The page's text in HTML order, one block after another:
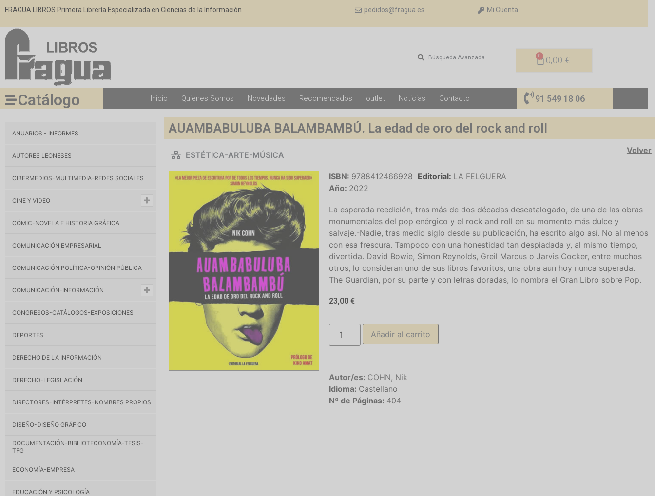
FRAGUA LIBROS Primera Librería Especializada en Ciencias de la Información pedidos@fragua.es Mi Cuenta
Búsqueda Avanzada 0,00 €
0
Catálogo Inicio Quienes Somos Novedades Recomendados outlet Noticias Contacto 91 549 18 06
ANUARIOS - INFORMES
AUTORES LEONESES
CIBERMEDIOS-MULTIMEDIA-REDES SOCIALES
CINE Y VIDEO
CÓMIC-NOVELA E HISTORIA GRÁFICA
COMUNICACIÓN EMPRESARIAL
COMUNICACIÓN POLÍTICA-OPINIÓN PÚBLICA
COMUNICACIÓN-INFORMACIÓN
CONGRESOS-CATÁLOGOS-EXPOSICIONES
DEPORTES
DERECHO DE LA INFORMACIÓN
DERECHO-LEGISLACIÓN
DIRECTORES-INTÉRPRETES-NOMBRES PROPIOS
DISEÑO-DISEÑO GRÁFICO
DOCUMENTACIÓN-BIBLIOTECONOMÍA-TESIS-
TFG
ECONOMÍA-EMPRESA
EDUCACIÓN Y PSICOLOGÍA
AUAMBABULUBA BALAMBAMBÚ. La edad de oro del rock and roll
ESTÉTICA-ARTE-MÚSICA Volver
ISBN: 9788412466928 Editorial: LA FELGUERA
Año: 2022
La esperada reedición, tras más de dos décadas descatalogado, de una de las obras
monumentales del pop enérgico y el rock and roll en su momento más dulce y
salvaje.-Nadie, tras medio siglo desde su publicación, ha escrito algo así. No al menos
con esa frescura. Tampoco con una honestidad tan despiadada y, al mismo tiempo,
divertida. David Bowie, Simon Reynolds, Greil Marcus o Jarvis Cocker, entre muchos
otros, lo consideran uno de sus libros favoritos, una obra aun hoy nunca superada.
The Guardian, por su parte y con letras doradas, lo nombra el Gran Libro sobre Pop.
23,00€
Añadir al carrito
Autor/es: COHN, Nik
Idioma: Castellano
Nº de Páginas: 404